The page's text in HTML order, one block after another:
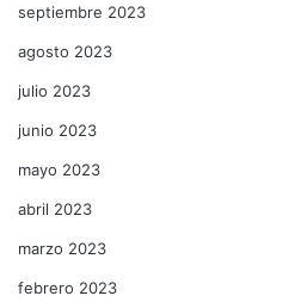
septiembre 2023
agosto 2023
julio 2023
junio 2023
mayo 2023
abril 2023
marzo 2023
febrero 2023